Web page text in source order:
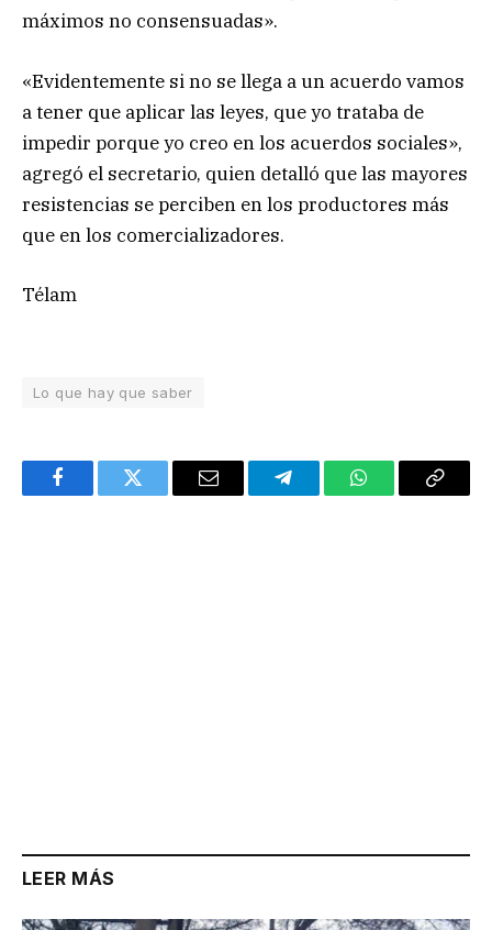
máximos no consensuadas».
«Evidentemente si no se llega a un acuerdo vamos
a tener que aplicar las leyes, que yo trataba de
impedir porque yo creo en los acuerdos sociales»,
agregó el secretario, quien detalló que las mayores
resistencias se perciben en los productores más
que en los comercializadores.
Télam
Lo que hay que saber
FacebookTwitter Email TelegramWhatsAppCopy
LEER MÁS